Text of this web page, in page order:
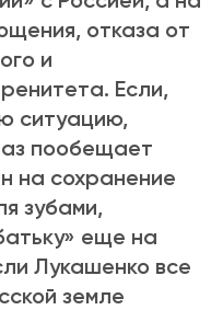
отказа от
и
Если,
ситуацию,
пообещает
на сохранение
зубами,
еще на
Лукашенко все
земле